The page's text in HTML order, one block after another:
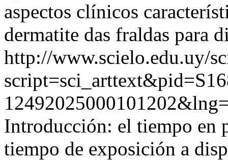
aspectos clínicos
dermatite das fraldas para
http://www.scielo.edu.uy/
Introducción: el tiempo en
tiempo de exposición a